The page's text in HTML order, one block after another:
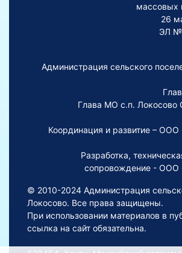
массовых
26
ЭЛ №
Администрация сельского
Глава МО с.п. Локосово
Координация и развитие –
Разработка,
сопровождение - ООО
© 2010-2024 Администрация
Локосово. Все права защищены.
При использовании материалов в
ссылка на сайт обязательна.